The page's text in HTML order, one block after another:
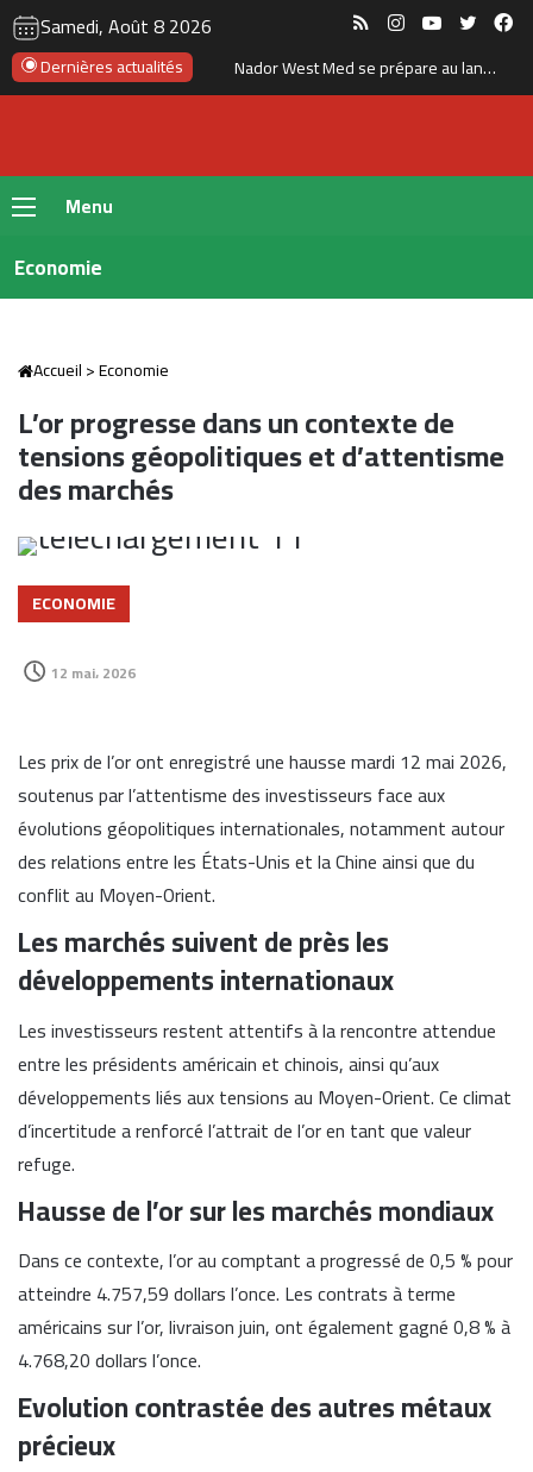
Samedi, Août 8 2026 RSS InstagramYouTube
Dernières actualités
Menu
Economie
Accueil>Economie
L’or progresse dans un contexte de
tensions géopolitiques et d’attentisme
des marchés
ECONOMIE
12 mai، 2026
Les prix de l’or ont enregistré une hausse mardi 12 mai 2026,
soutenus par l’attentisme des investisseurs face aux
évolutions géopolitiques internationales, notamment autour
des relations entre les États-Unis et la Chine ainsi que du
conflit au Moyen-Orient.
Les marchés suivent de près les
développements internationaux
Les investisseurs restent attentifs à la rencontre attendue
entre les présidents américain et chinois, ainsi qu’aux
développements liés aux tensions au Moyen-Orient. Ce climat
d’incertitude a renforcé l’attrait de l’or en tant que valeur
refuge.
Hausse de l’or sur les marchés mondiaux
Dans ce contexte, l’or au comptant a progressé de 0,5 % pour
atteindre 4.757,59 dollars l’once. Les contrats à terme
américains sur l’or, livraison juin, ont également gagné 0,8 % à
4.768,20 dollars l’once.
Evolution contrastée des autres métaux
précieux